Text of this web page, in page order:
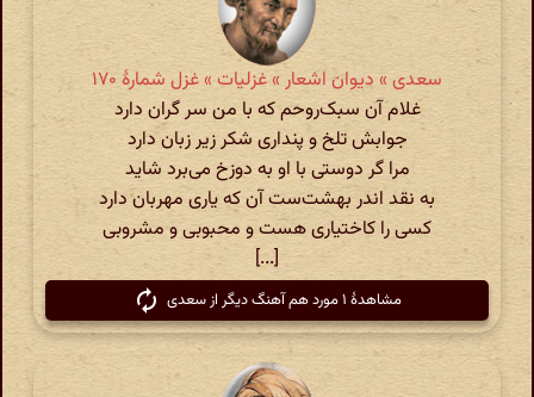
سعدی » دیوان اشعار » غزلیات » غزل شمارهٔ ۱۷۰
غلام آن سبک‌روحم که با من سر گران دارد
جوابش تلخ و پنداری شکر زیر زبان دارد
مرا گر دوستی با او به دوزخ می‌برد شاید
به نقد اندر بهشت‌ست آن که یاری مهربان دارد
کسی را کاختیاری هست و محبوبی و مشروبی
[...]
مشاهدهٔ ۱ مورد هم آهنگ دیگر از سعدی